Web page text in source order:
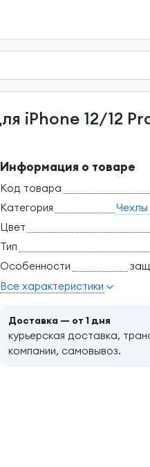
Информация о товаре
Код товара
Категория
Чехлы
Цвет
Тип
Особенности
Все характеристики
Доставка — от 1 дня
курьерская доставка,
компании, самовывоз.